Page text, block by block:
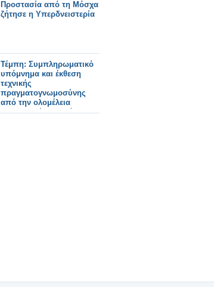
Προστασία από τη Μόσχα
ζήτησε η Υπερδνειστερία
Τέμπη: Συμπληρωματικό
υπόμνημα και έκθεση
τεχνικής
πραγματογνωμοσύνης
από την ολομέλεια
δικηγορικών συλλόγων